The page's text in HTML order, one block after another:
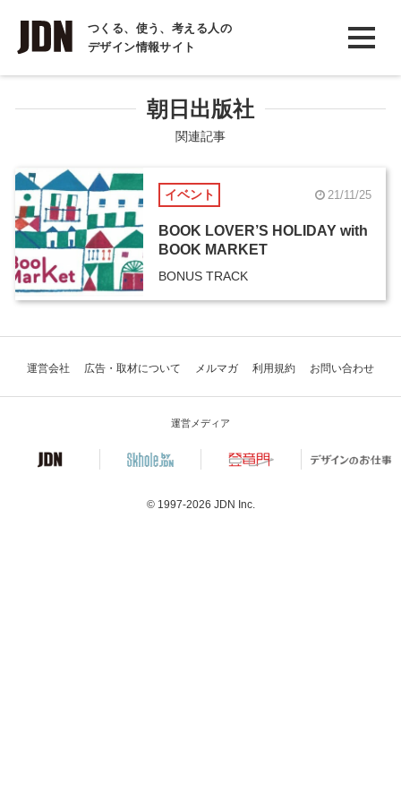
つくる、使う、考える人の
デザイン情報サイト
INTERVIEW
インタビュー
COLUMN
コラム
朝日出版社
関連記事
イベント 21/11/25
BOOK LOVER’S HOLIDAY with
BOOK MARKET
BONUS TRACK
運営会社 広告・取材について メルマガ 利用規約 お問い合わせ
運営メディア
© 1997-2026 JDN Inc.